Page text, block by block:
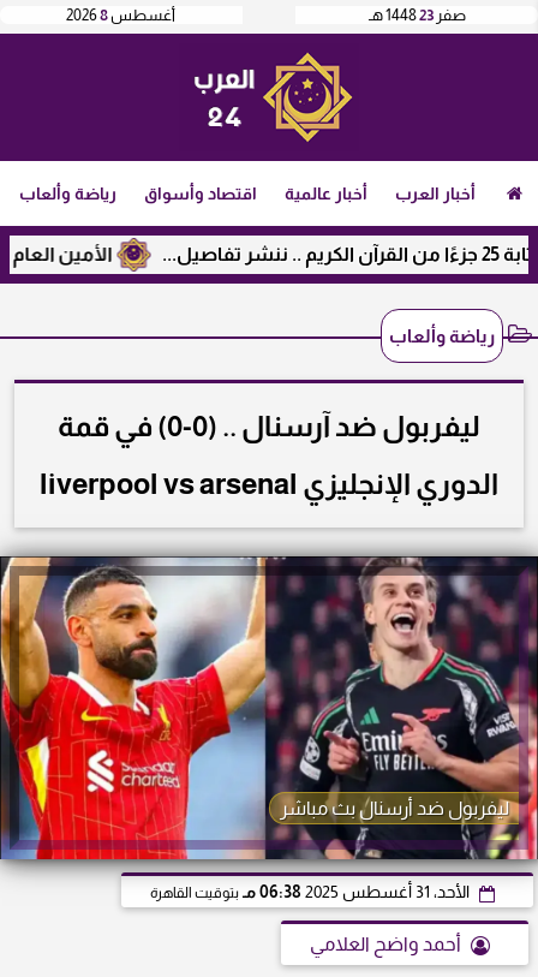
أغسطس8
2026 صفر 231448 هـ
أخبار العرب أخبار عالمية اقتصاد وأسواق رياضة وألعاب
الأمين العام
رياضة وألعاب
ليفربول ضد آرسنال .. (0-0) في قمة
الدوري الإنجليزي liverpool vs arsenal
ليفربول ضد أرسنال بث مباشر
الأحد، 31 أغسطس 2025 06:38 مـ بتوقيت القاهرة
أحمد واضح العلامي